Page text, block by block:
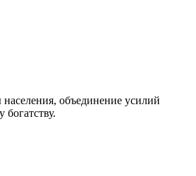
населения, объединение усилий